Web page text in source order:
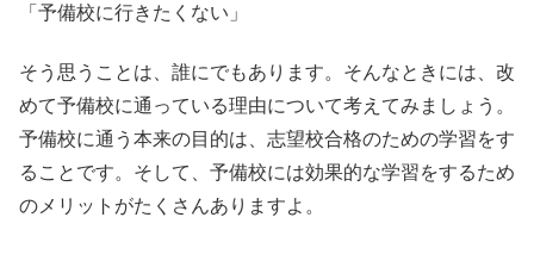
「予備校に行きたくない」
そう思うことは、誰にでもあります。そんなときには、改
めて予備校に通っている理由について考えてみましょう。
予備校に通う本来の目的は、志望校合格のための学習をす
ることです。そして、予備校には効果的な学習をするため
のメリットがたくさんありますよ。